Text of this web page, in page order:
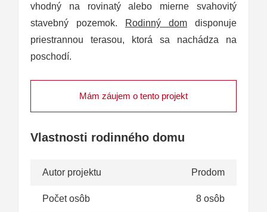
vhodný na rovinatý alebo mierne svahovitý
stavebný pozemok.
Rodinný dom disponuje
priestrannou terasou, ktorá sa nachádza na
poschodí.
Mám záujem o tento projekt
Vlastnosti rodinného domu
Autor projektu Prodom
Počet osôb 8 osôb